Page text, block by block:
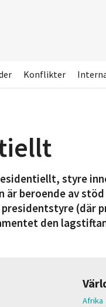
Konflikter
styre
är beroende av
(där
den
Afrika